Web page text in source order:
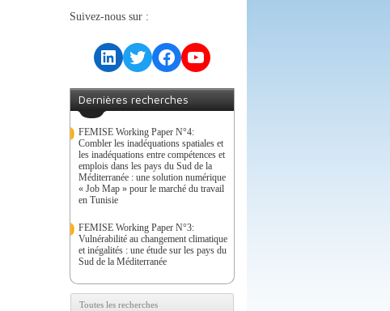
Suivez-nous sur :
LinkedIn
TwitterFacebook
YouTube
Dernières recherches
FEMISE Working Paper N°4:
Combler les inadéquations spatiales et
les inadéquations entre compétences et
emplois dans les pays du Sud de la
Méditerranée : une solution numérique
« Job Map » pour le marché du travail
en Tunisie
FEMISE Working Paper N°3:
Vulnérabilité au changement climatique
et inégalités : une étude sur les pays du
Sud de la Méditerranée
Toutes les recherches